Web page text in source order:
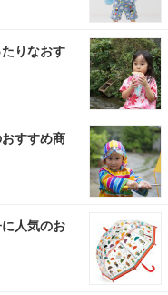
りなおす
すすめ商
人気のお